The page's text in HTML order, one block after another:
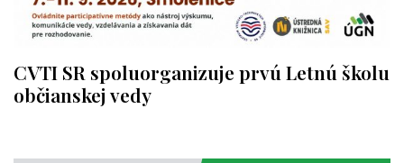
CVTI SR spoluorganizuje prvú Letnú školu
občianskej vedy